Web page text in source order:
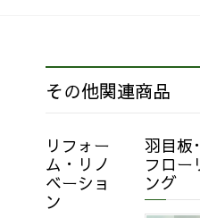
その他関連商品
リフォー
ム・リノ
ベーショ
ン
羽目板･
フロー
ング